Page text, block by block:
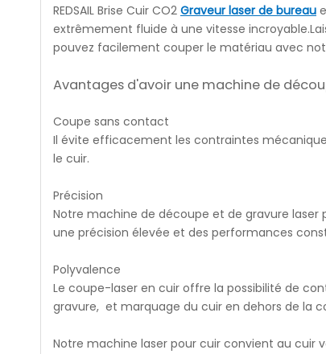
REDSAIL Brise Cuir CO2 Graveur laser de bureau
extrêmement fluide à une vitesse
pouvez facilement couper le matériau avec
Avantages d'avoir une machine de
Coupe sans contact
Il évite efficacement les contraintes
le cuir.
Précision
Notre machine de découpe et de gravure
une précision élevée et des performances
Polyvalence
Le coupe-laser en cuir offre la possibilité de
gravure, et marquage du cuir en dehors de la
Notre machine laser pour cuir convient au cuir